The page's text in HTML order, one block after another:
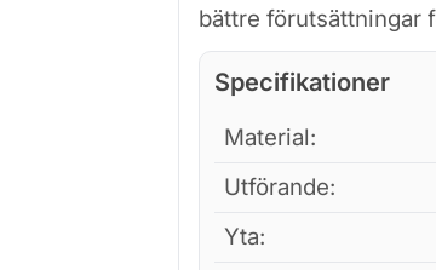
bättre förutsättningar
Specifikationer
Material:
Utförande:
Yta: